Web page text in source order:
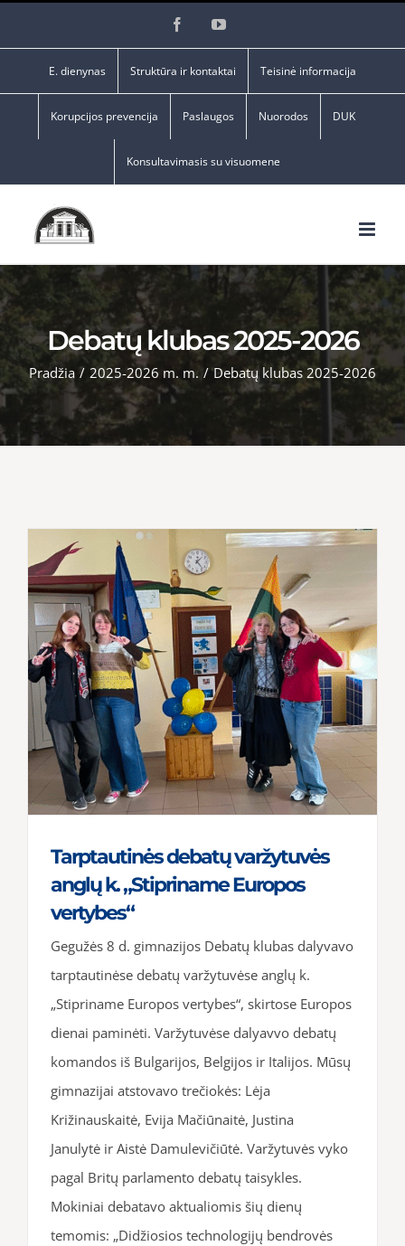
FacebookYouTube
E. dienynas Struktūra ir kontaktai Teisinė informacija
Korupcijos prevencija Paslaugos Nuorodos DUK
Konsultavimasis su visuomene
Debatų klubas 2025-2026
Pradžia / 2025-2026 m. m. / Debatų klubas 2025-2026
Tarptautinės debatų varžytuvės
anglų k. „Stipriname Europos
vertybes“
Gegužės 8 d. gimnazijos Debatų klubas dalyvavo
tarptautinėse debatų varžytuvėse anglų k.
„Stipriname Europos vertybes“, skirtose Europos
dienai paminėti. Varžytuvėse dalyavvo debatų
komandos iš Bulgarijos, Belgijos ir Italijos. Mūsų
gimnazijai atstovavo trečiokės: Lėja
Križinauskaitė, Evija Mačiūnaitė, Justina
Janulytė ir Aistė Damulevičiūtė. Varžytuvės vyko
pagal Britų parlamento debatų taisykles.
Mokiniai debatavo aktualiomis šių dienų
temomis: „Didžiosios technologijų bendrovės